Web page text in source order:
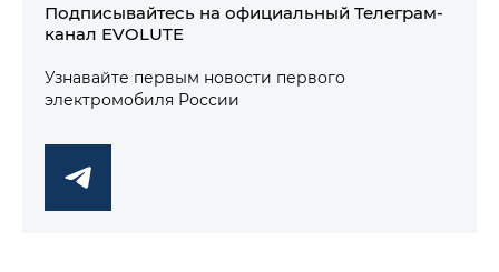
Подписывайтесь на официальный Телеграм-
канал EVOLUTE
Узнавайте первым новости первого
электромобиля России